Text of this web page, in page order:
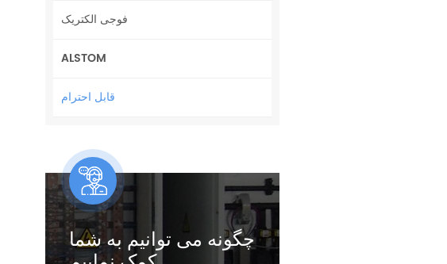
فوجی الکتریک
ALSTOM
قابل احترام
چگونه می توانیم به شما